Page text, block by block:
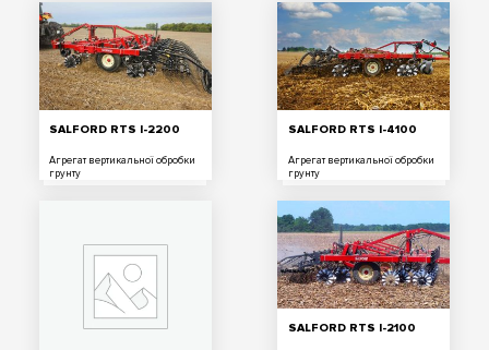
SALFORD RTS I-2200
Агрегат вертикальної обробки
грунту
SALFORD RTS I-4100
Агрегат вертикальної обробки
грунту
SALFORD RTS I-2100